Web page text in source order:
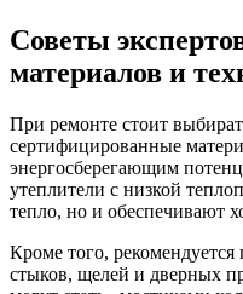
Советы
материалов и
При ремонте стоит
сертифицированные
энергосберегающим
утеплители с низкой
тепло, но и обеспечивают
Кроме того,
стыков, щелей и дверных